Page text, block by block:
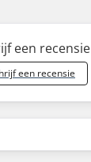
een recensie
een recensie